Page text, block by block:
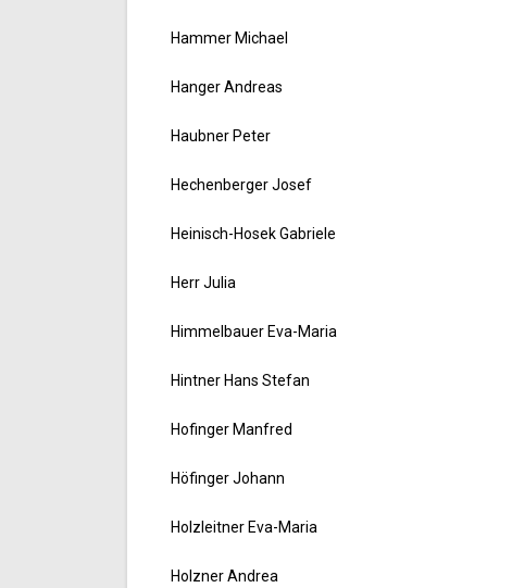
Hammer Michael
Hanger Andreas
Haubner Peter
Hechenberger Josef
Heinisch-Hosek Gabriele
Herr Julia
Himmelbauer Eva-Maria
Hintner Hans Stefan
Hofinger Manfred
Höfinger Johann
Holzleitner Eva-Maria
Holzner Andrea